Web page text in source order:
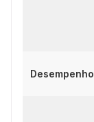
Desempenho